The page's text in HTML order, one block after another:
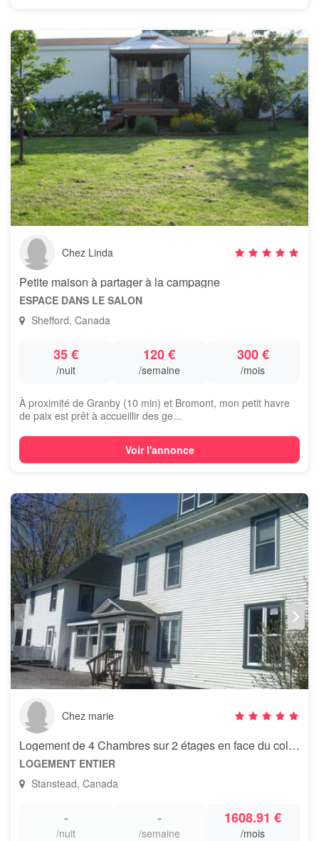
Chez Linda
Petite maison à partager à la campagne
ESPACE DANS LE SALON
Shefford, Canada
35 €
/nuit
120 €
/semaine
300 €
/mois
À proximité de Granby (10 min) et Bromont, mon petit havre
de paix est prêt à accueillir des ge...
Voir l'annonce
Chez marie
Logement de 4 Chambres sur 2 étages en face du college stanstead
LOGEMENT ENTIER
Stanstead, Canada
-
/nuit
-
/semaine
1608.91 €
/mois